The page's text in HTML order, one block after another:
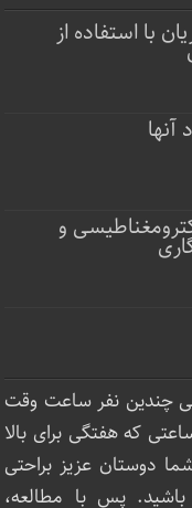
با استفاده از
آنها
و
چندین نفر ساعت‌ وقت
که هفتگی برای بالا
دوستان عزیز براحتی
پس با مطالعه،